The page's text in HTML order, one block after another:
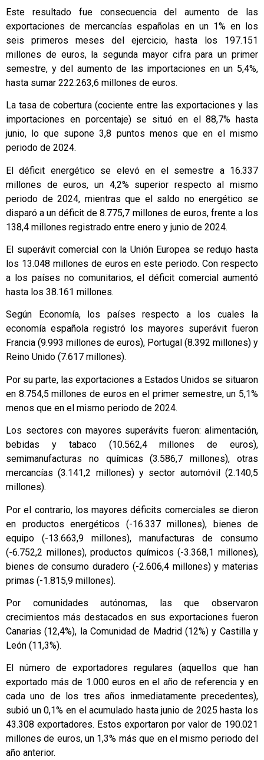
Este resultado fue consecuencia del aumento de las
exportaciones de mercancías españolas en un 1% en los
seis primeros meses del ejercicio, hasta los 197.151
millones de euros, la segunda mayor cifra para un primer
semestre, y del aumento de las importaciones en un 5,4%,
hasta sumar 222.263,6 millones de euros.
La tasa de cobertura (cociente entre las exportaciones y las
importaciones en porcentaje) se situó en el 88,7% hasta
junio, lo que supone 3,8 puntos menos que en el mismo
periodo de 2024.
El déficit energético se elevó en el semestre a 16.337
millones de euros, un 4,2% superior respecto al mismo
periodo de 2024, mientras que el saldo no energético se
disparó a un déficit de 8.775,7 millones de euros, frente a los
138,4 millones registrado entre enero y junio de 2024.
El superávit comercial con la Unión Europea se redujo hasta
los 13.048 millones de euros en este periodo. Con respecto
a los países no comunitarios, el déficit comercial aumentó
hasta los 38.161 millones.
Según Economía, los países respecto a los cuales la
economía española registró los mayores superávit fueron
Francia (9.993 millones de euros), Portugal (8.392 millones) y
Reino Unido (7.617 millones).
Por su parte, las exportaciones a Estados Unidos se situaron
en 8.754,5 millones de euros en el primer semestre, un 5,1%
menos que en el mismo periodo de 2024.
Los sectores con mayores superávits fueron: alimentación,
bebidas y tabaco (10.562,4 millones de euros),
semimanufacturas no químicas (3.586,7 millones), otras
mercancías (3.141,2 millones) y sector automóvil (2.140,5
millones).
Por el contrario, los mayores déficits comerciales se dieron
en productos energéticos (-16.337 millones), bienes de
equipo (-13.663,9 millones), manufacturas de consumo
(-6.752,2 millones), productos químicos (-3.368,1 millones),
bienes de consumo duradero (-2.606,4 millones) y materias
primas (-1.815,9 millones).
Por comunidades autónomas, las que observaron
crecimientos más destacados en sus exportaciones fueron
Canarias (12,4%), la Comunidad de Madrid (12%) y Castilla y
León (11,3%).
El número de exportadores regulares (aquellos que han
exportado más de 1.000 euros en el año de referencia y en
cada uno de los tres años inmediatamente precedentes),
subió un 0,1% en el acumulado hasta junio de 2025 hasta los
43.308 exportadores. Estos exportaron por valor de 190.021
millones de euros, un 1,3% más que en el mismo periodo del
año anterior.